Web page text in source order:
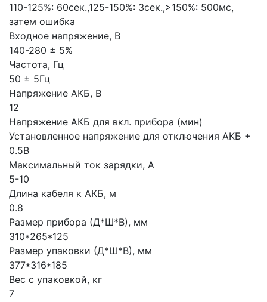
110-125%: 60сек.,125-150%: 3сек.,>150%: 500мс,
затем ошибка
Входное напряжение, В
140-280 ± 5%
Частота, Гц
50 ± 5Гц
Напряжение АКБ, В
12
Напряжение АКБ для вкл. прибора (мин)
Установленное напряжение для отключения АКБ +
0.5В
Максимальный ток зарядки, А
5-10
Длина кабеля к АКБ, м
0.8
Размер прибора (Д*Ш*В), мм
310*265*125
Размер упаковки (Д*Ш*В), мм
377*316*185
Вес с упаковкой, кг
7